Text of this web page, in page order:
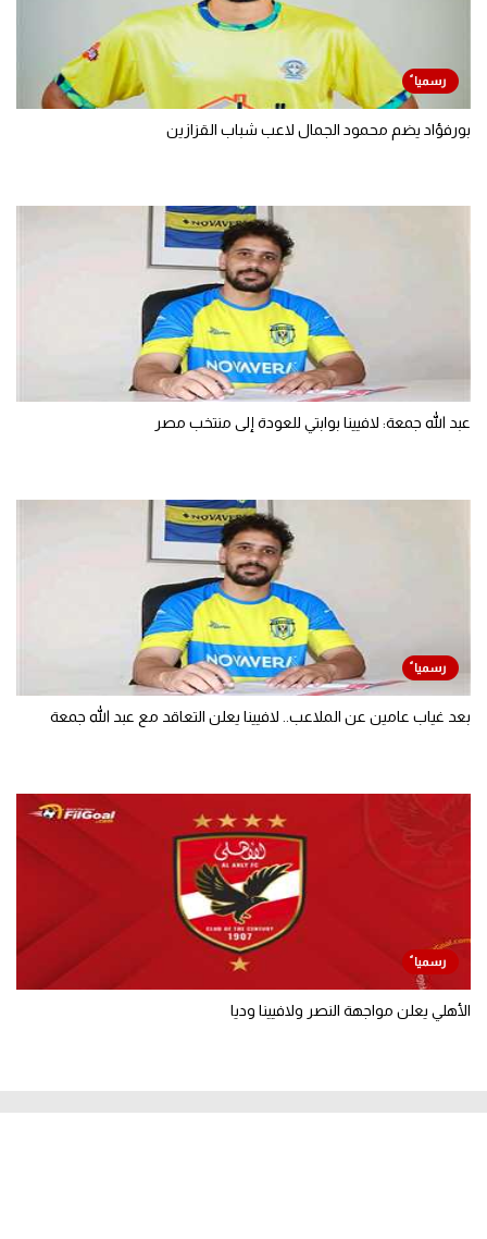
بورفؤاد يضم محمود الجمال لاعب شباب القزازين
عبد الله جمعة: لافيينا بوابتي للعودة إلى منتخب مصر
بعد غياب عامين عن الملاعب.. لافيينا يعلن التعاقد مع عبد الله جمعة
الأهلي يعلن مواجهة النصر ولافيينا وديا